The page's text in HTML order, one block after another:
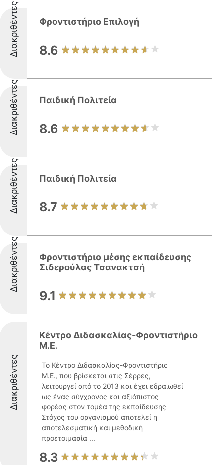
Διακριθέντες Φροντιστήριο Επιλογή
8.6
Διακριθέντες Παιδική Πολιτεία
8.6
Διακριθέντες Παιδική Πολιτεία
8.7
Διακριθέντες
Φροντιστήριο μέσης εκπαίδευσης
Σιδερούλας Τσανακτσή
9.1
Διακριθέντες
Κέντρο Διδασκαλίας-Φροντιστήριο
Μ.Ε.
Το Κέντρο Διδασκαλίας-Φροντιστήριο
Μ.Ε., που βρίσκεται στις Σέρρες,
λειτουργεί από το 2013 και έχει εδραιωθεί
ως ένας σύγχρονος και αξιόπιστος
φορέας στον τομέα της εκπαίδευσης.
Στόχος του οργανισμού αποτελεί η
αποτελεσματική και μεθοδική
προετοιμασία ...
8.3